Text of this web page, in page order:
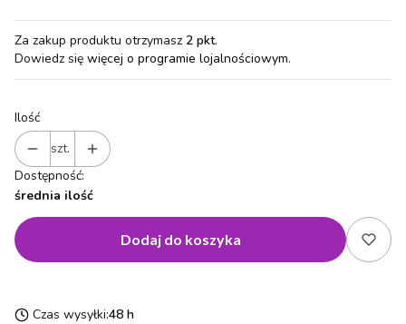
Za zakup produktu otrzymasz 2 pkt.
Dowiedz się więcej o programie lojalnościowym.
Ilość
szt.
Dostępność:
średnia ilość
Dodaj do koszyka
Czas wysyłki:48 h